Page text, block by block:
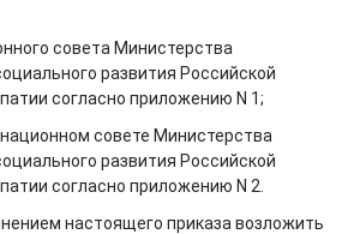
совета Министерства
развития Российской
согласно приложению N 1;
совете Министерства
развития Российской
согласно приложению N 2.
настоящего приказа возложить